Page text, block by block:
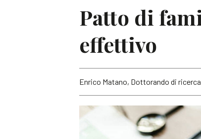
Patto di
effettivo
Enrico Matano, Dottorando di